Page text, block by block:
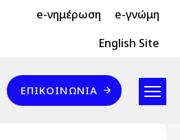
e-νημέρωση e-γνώμη
English Site
Επικοινωνία
ΕΠΙΚΟΙΝΩΝΊΑ